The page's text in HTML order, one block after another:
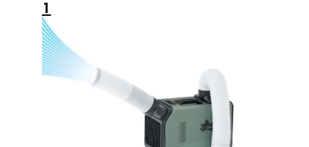
1